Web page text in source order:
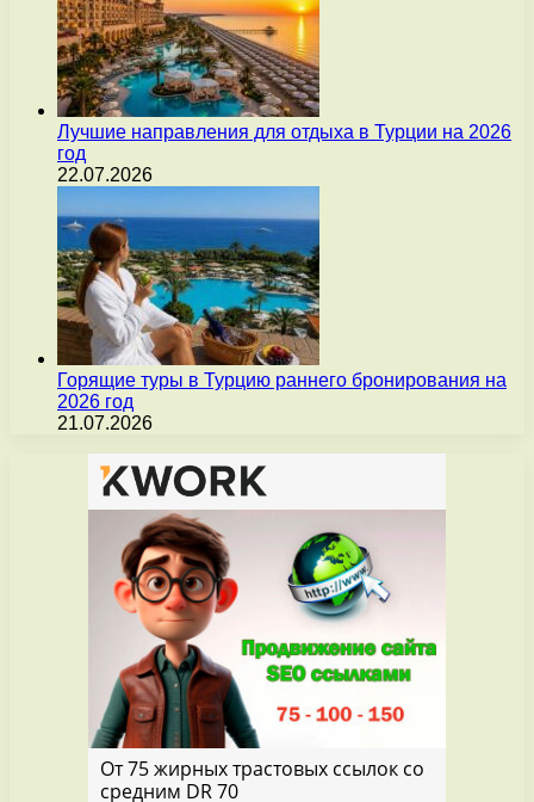
Лучшие направления для отдыха в Турции на 2026
год
22.07.2026
Горящие туры в Турцию раннего бронирования на
2026 год
21.07.2026